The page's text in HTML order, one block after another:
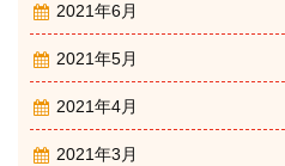
2021年6月
2021年5月
2021年4月
2021年3月